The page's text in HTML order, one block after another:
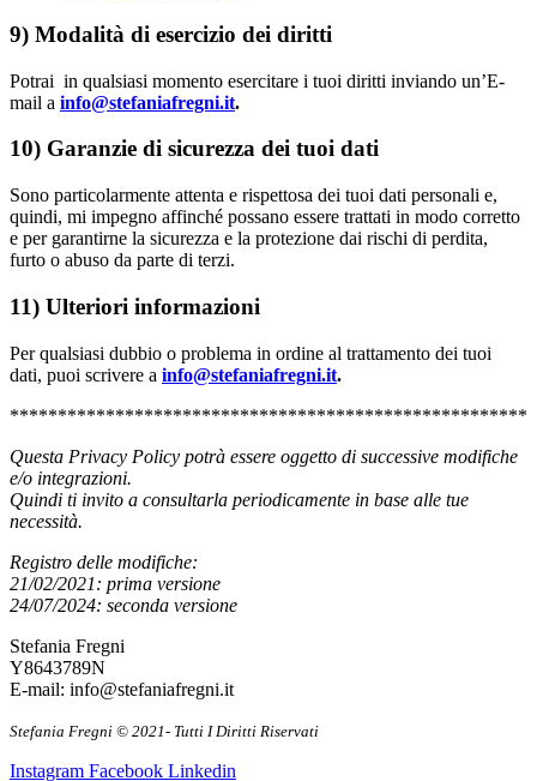
9) Modalità di esercizio dei diritti
Potrai in qualsiasi momento esercitare i tuoi diritti inviando un’E-
mail a info@stefaniafregni.it.
10) Garanzie di sicurezza dei tuoi dati
Sono particolarmente attenta e rispettosa dei tuoi dati personali e,
quindi, mi impegno affinché possano essere trattati in modo corretto
e per garantirne la sicurezza e la protezione dai rischi di perdita,
furto o abuso da parte di terzi.
11) Ulteriori informazioni
Per qualsiasi dubbio o problema in ordine al trattamento dei tuoi
dati, puoi scrivere a info@stefaniafregni.it.
******************************************************
Questa Privacy Policy potrà essere oggetto di successive modifiche
e/o integrazioni.
Quindi ti invito a consultarla periodicamente in base alle tue
necessità.
Registro delle modifiche:
21/02/2021: prima versione
24/07/2024: seconda versione
Stefania Fregni
Y8643789N
E-mail: info@stefaniafregni.it
Stefania Fregni © 2021- Tutti I Diritti Riservati
Instagram Facebook Linkedin